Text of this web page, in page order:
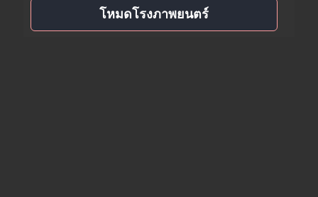
โหมดโรงภาพยนตร์